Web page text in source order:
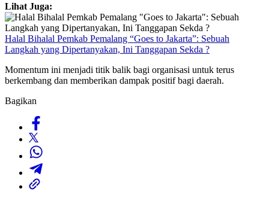
Lihat Juga:
Halal Bihalal Pemkab Pemalang “Goes to Jakarta”: Sebuah
Langkah yang Dipertanyakan, Ini Tanggapan Sekda ?
Momentum ini menjadi titik balik bagi organisasi untuk terus
berkembang dan memberikan dampak positif bagi daerah.
Bagikan